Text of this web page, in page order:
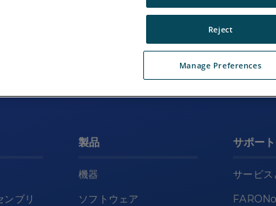
ンブリ
製品
機器
ソフトウェア
サポート
サービス
Manage Preferences
Reject